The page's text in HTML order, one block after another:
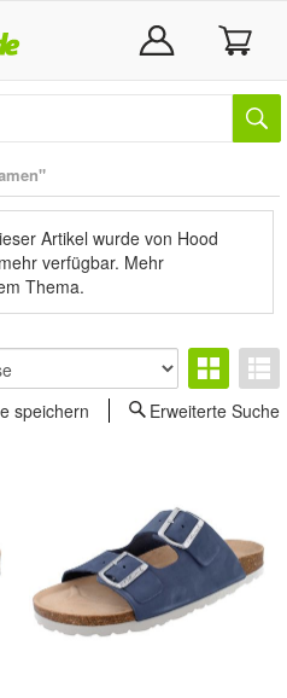
Artikel wurde von Hood
verfügbar. Mehr
Thema.
speichern
Erweiterte Suche